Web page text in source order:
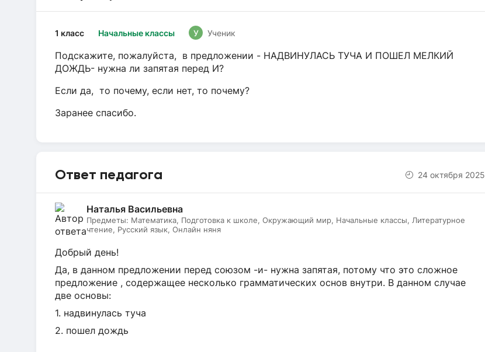
Начальные классы
1 класс У Ученик
Подскажите, пожалуйста, в предложении - НАДВИНУЛАСЬ ТУЧА И ПОШЕЛ МЕЛКИЙ
ДОЖДЬ- нужна ли запятая перед И?
Если да, то почему, если нет, то почему?
Заранее спасибо.
Ответ педагога 24 октября 2025
Наталья Васильевна
Предметы: Математика, Подготовка к школе, Окружающий мир, Начальные классы, Литературное
чтение, Русский язык, Онлайн няня
Добрый день!
Да, в данном предложении перед союзом -и- нужна запятая, потому что это сложное
предложение , содержащее несколько грамматических основ внутри. В данном случае
две основы:
1. надвинулась туча
2. пошел дождь